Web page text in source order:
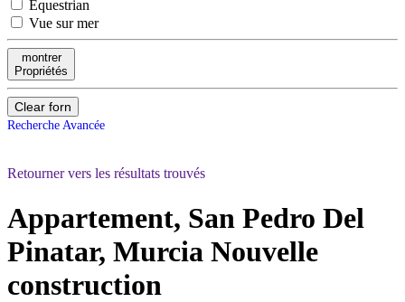
Equestrian
Vue sur mer
montrer
Propriétés
Clear forn
Recherche Avancée
Retourner vers les résultats trouvés
Appartement, San Pedro Del
Pinatar, Murcia Nouvelle
construction